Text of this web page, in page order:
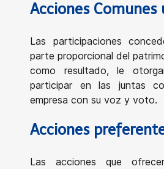
Acciones Comunes
Las participaciones
parte proporcional del
como resultado, le
participar en las juntas
empresa con su voz y voto.
Acciones
Las acciones que